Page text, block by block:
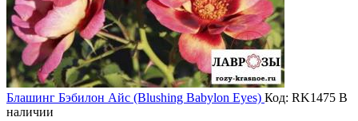
Блашинг Бэбилон Айc (Blushing Babylon Eyes) Код: RK1475 В
наличии